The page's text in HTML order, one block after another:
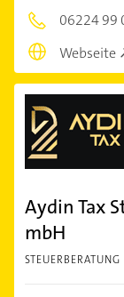
06224 99
Webseite
Aydin Tax
mbH
STEUERBERATUNG